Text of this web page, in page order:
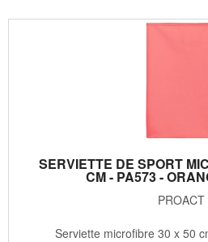
SERVIETTE DE SPORT
CM - PA573 -
PROACT
Serviette microfibre 30 x 50